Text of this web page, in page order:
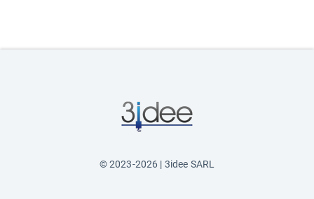
© 2023-2026 | 3idee SARL